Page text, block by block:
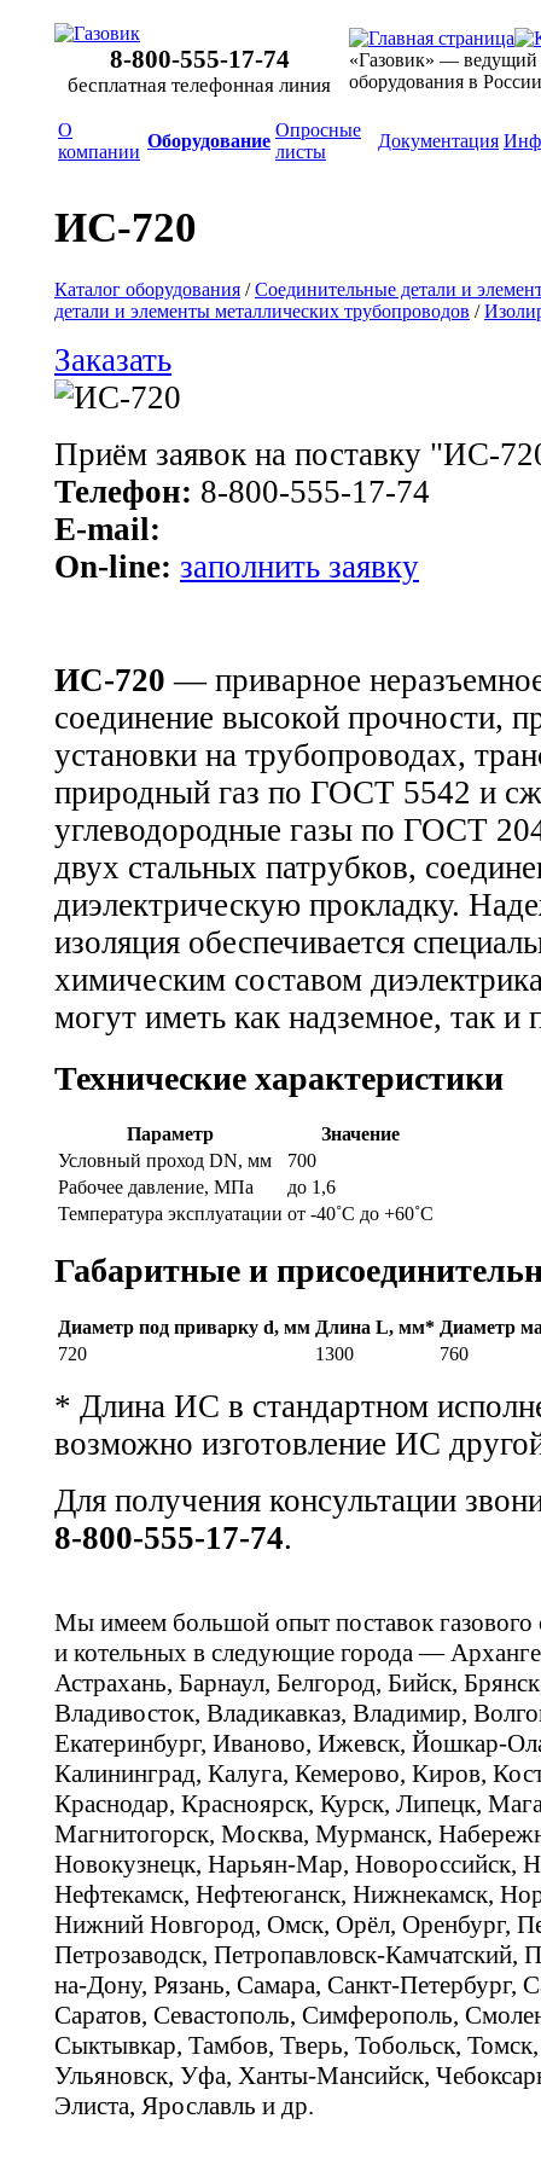
8-800-555-17-74
бесплатная телефонная линия
«Газовик» — ведущий
оборудования в России
О
компании
Оборудование
Опросные
листы
Документация
ИС-720
Каталог оборудования /Соединительные детали и
детали и элементы металлических трубопроводов /
Заказать
Приём заявок на поставку "ИС-
Телефон: 8-800-555-17-74
E-mail:
On-line: заполнить заявку
ИС-720 — приварное
соединение высокой прочности,
установки на трубопроводах,
природный газ по ГОСТ 5542 и
углеводородные газы по ГОСТ
двух стальных патрубков,
диэлектрическую прокладку.
изоляция обеспечивается
химическим составом
могут иметь как надземное, так и
Технические характеристики
Параметр
Значение
Условный проход DN, мм
700
Рабочее давление, МПа
до 1,6
Температура эксплуатации от -40˚С до +60˚С
Габаритные и
Диаметр под приварку d, мм Длина L, мм* Диаметр
720
1300 760
* Длина ИС в стандартном
возможно изготовление ИС
Для получения консультации
8-800-555-17-74.
Мы имеем большой опыт поставок газового
и котельных в следующие города —
Астрахань, Барнаул, Белгород, Бийск,
Владивосток, Владикавказ, Владимир,
Екатеринбург, Иваново, Ижевск, Йошкар-
Калининград, Калуга, Кемерово, Киров,
Краснодар, Красноярск, Курск, Липецк,
Магнитогорск, Москва, Мурманск,
Новокузнецк, Нарьян-Мар, Новороссийск,
Нефтекамск, Нефтеюганск, Нижнекамск,
Нижний Новгород, Омск, Орёл, Оренбург,
Петрозаводск, Петропавловск-Камчатский,
на-Дону, Рязань, Самара, Санкт-Петербург,
Саратов, Севастополь, Симферополь,
Сыктывкар, Тамбов, Тверь, Тобольск,
Ульяновск, Уфа, Ханты-Мансийск,
Элиста, Ярославль и др.